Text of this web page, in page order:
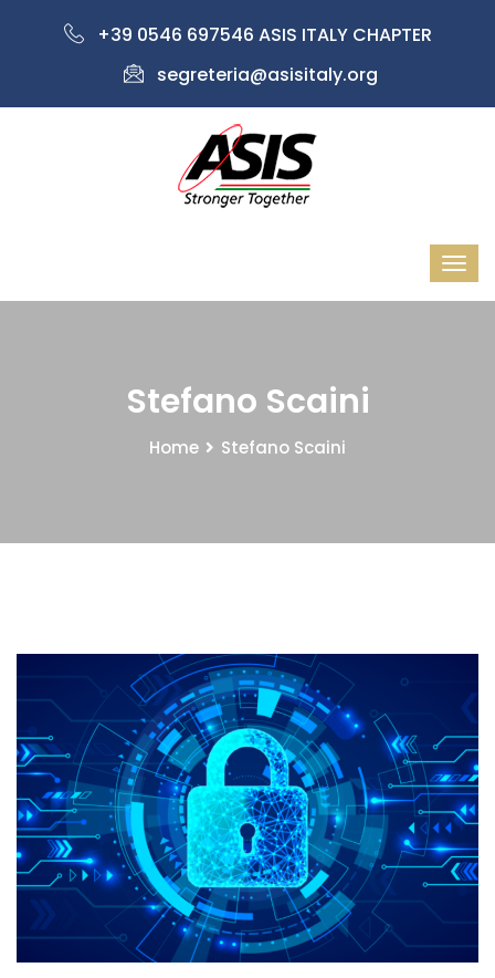
+39 0546 697546 ASIS ITALY CHAPTER
segreteria@asisitaly.org
Stefano Scaini
Home Stefano Scaini